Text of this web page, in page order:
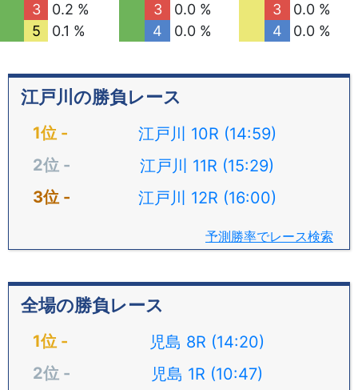
3
0.2 %
5
0.1 %
3
0.0 %
4
0.0 %
3
0.0 %
4
0.0 %
江戸川の勝負レース
江戸川 10R (14:59)
江戸川 11R (15:29)
江戸川 12R (16:00)
予測勝率でレース検索
全場の勝負レース
児島 8R (14:20)
児島 1R (10:47)